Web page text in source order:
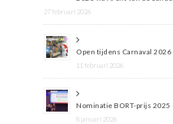
27 februari 2026
Open tijdens Carnaval 2026
11 februari 2026
Nominatie BORT-prijs 2025
8 januari 2026